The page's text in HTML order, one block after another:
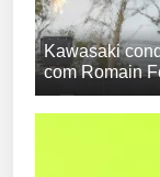
Kawasaki
com Romain